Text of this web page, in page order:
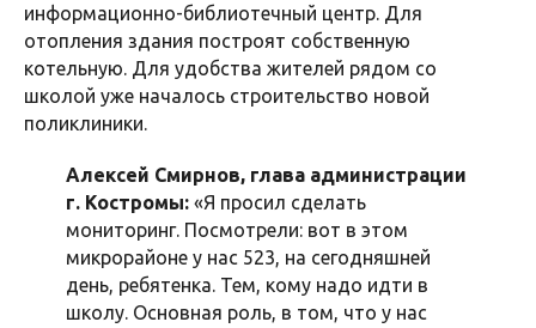
информационно-библиотечный центр. Для
отопления здания построят собственную
котельную. Для удобства жителей рядом со
школой уже началось строительство новой
поликлиники.
Алексей Смирнов, глава администрации
г. Костромы: «Я просил сделать
мониторинг. Посмотрели: вот в этом
микрорайоне у нас 523, на сегодняшней
день, ребятенка. Тем, кому надо идти в
школу. Основная роль, в том, что у нас